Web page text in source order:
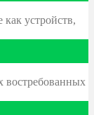
устройств,
востребованных